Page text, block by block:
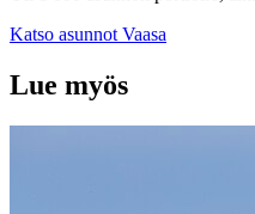
Katso asunnot Vaasa
Lue myös